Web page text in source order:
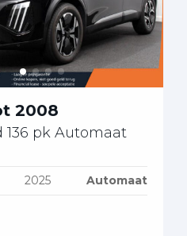
2008
136 pk Automaat
2025 Automaat